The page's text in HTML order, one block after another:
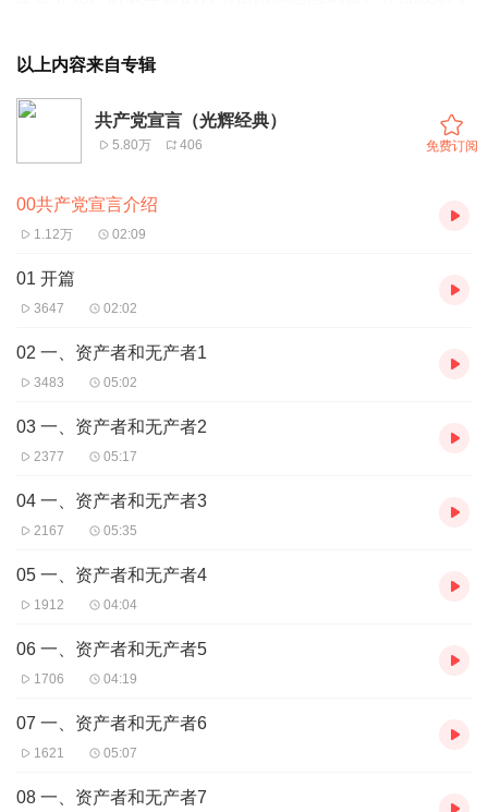
领。它的问世也是马克思主义诞生的重要标志。
产方式与交换方式及必然由此产生的社会结构，是该时代政
出发，历史才能得到说明。”
深远的影响
言阐述了一个新的世界观，为认识人类社会发展提供了科学
代和未来仍然具有重大意义。
中文的第一个全译本于1920年8月在上海出版。
建党百年诵读经典
中国共产党建党百年，我们重读这部光辉经典，与朋友们一
道，致敬伟大导师，感受思想的力量，沐浴真理的光芒！
以上内容来自专辑
共产党宣言（光辉经典）
5.80万 406 免费订阅
00共产党宣言介绍
1.12万 02:09
01 开篇
3647 02:02
02 一、资产者和无产者1
3483 05:02
03 一、资产者和无产者2
2377 05:17
04 一、资产者和无产者3
2167 05:35
05 一、资产者和无产者4
1912 04:04
06 一、资产者和无产者5
1706 04:19
07 一、资产者和无产者6
1621 05:07
08 一、资产者和无产者7